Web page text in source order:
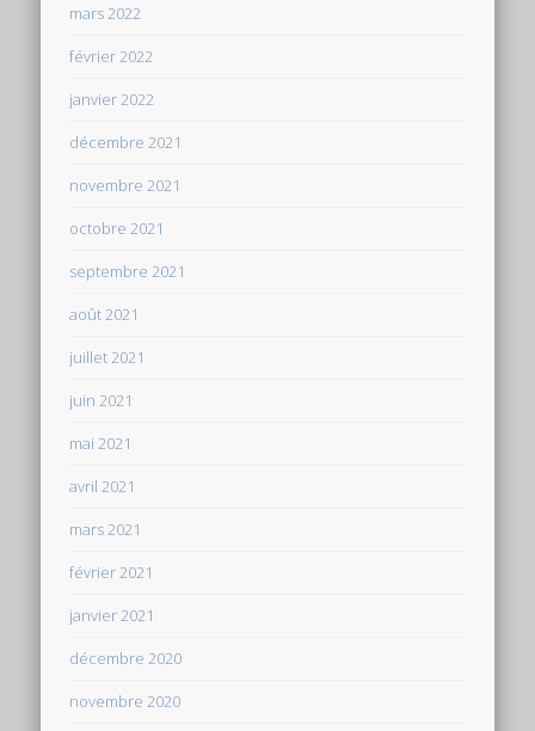
mars 2022
février 2022
janvier 2022
décembre 2021
novembre 2021
octobre 2021
septembre 2021
août 2021
juillet 2021
juin 2021
mai 2021
avril 2021
mars 2021
février 2021
janvier 2021
décembre 2020
novembre 2020